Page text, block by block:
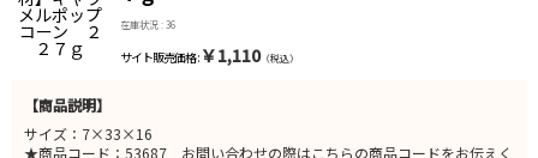
在庫状況 : 36
サイト販売価格 : ￥1,110（税込）
【商品説明】
サイズ：7×33×16
★商品コード：53687 お問い合わせの際はこちらの商品コードをお伝えく